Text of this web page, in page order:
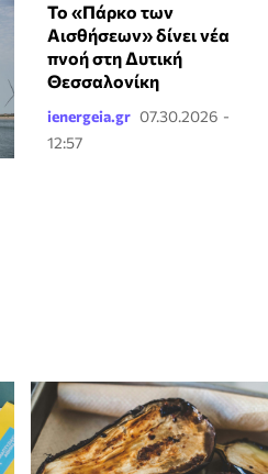
Το «Πάρκο των
Αισθήσεων» δίνει νέα
πνοή στη Δυτική
Θεσσαλονίκη
ienergeia.gr 07.30.2026 -
12:57